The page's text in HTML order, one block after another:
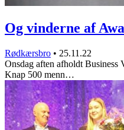
Og vinderne af
Rødkærsbro • 25.11.22
Onsdag aften afholdt Business
Knap 500 menn…